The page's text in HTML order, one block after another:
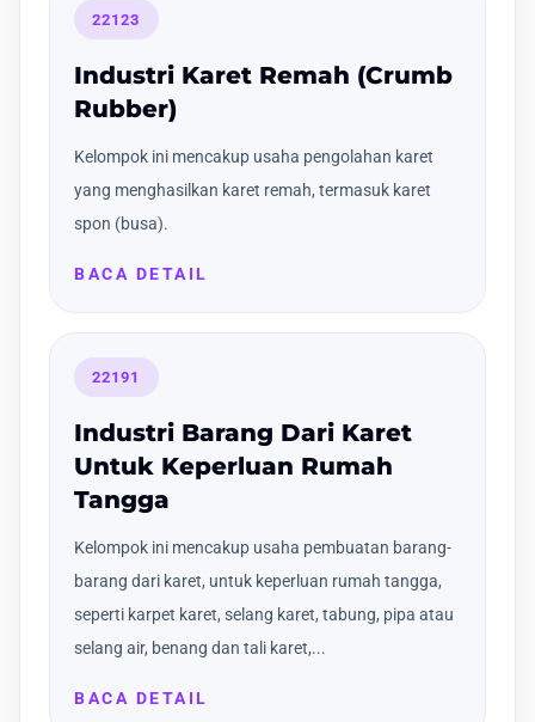
22123
Industri Karet Remah (Crumb
Rubber)
Kelompok ini mencakup usaha pengolahan karet
yang menghasilkan karet remah, termasuk karet
spon (busa).
BACA DETAIL
22191
Industri Barang Dari Karet
Untuk Keperluan Rumah
Tangga
Kelompok ini mencakup usaha pembuatan barang-
barang dari karet, untuk keperluan rumah tangga,
seperti karpet karet, selang karet, tabung, pipa atau
selang air, benang dan tali karet,...
BACA DETAIL